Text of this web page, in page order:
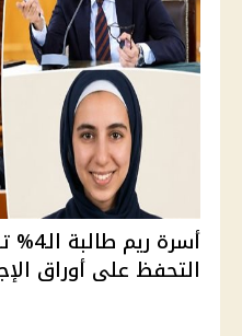
أسرة
التحفظ على أوراق